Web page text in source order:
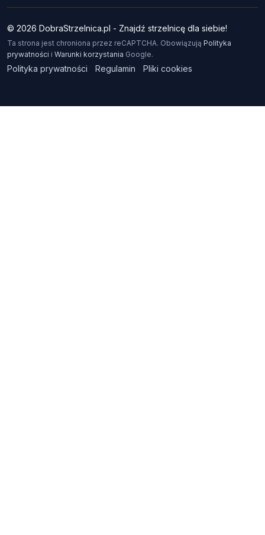
© 2026 DobraStrzelnica.pl - Znajdź strzelnicę dla siebie!
Ta strona jest chroniona przez reCAPTCHA. Obowiązują Polityka
prywatności i Warunki korzystania Google.
Polityka prywatności Regulamin Pliki cookies